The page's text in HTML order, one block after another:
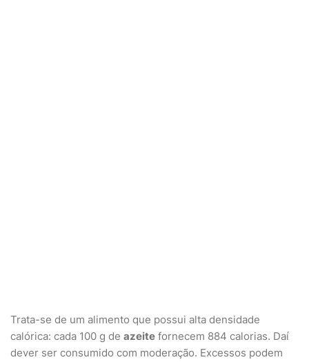
Trata-se de um alimento que possui alta densidade
calórica: cada 100 g de azeite fornecem 884 calorias. Daí
dever ser consumido com moderação. Excessos podem